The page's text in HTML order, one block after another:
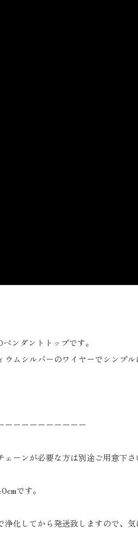
ンダントトップです。
ムシルバーのワイヤーでシンプル
ーーーーーーーーーー
ーンが必要な方は別途ご用意下さ
です。
化してから発送致しますので、気